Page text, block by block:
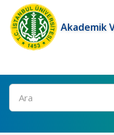
Akademik
Ara